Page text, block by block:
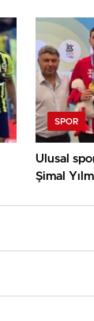
SPOR
Ulusal
Şimal